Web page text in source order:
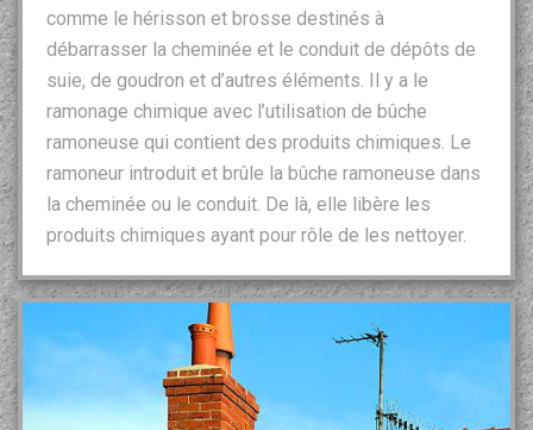
comme le hérisson et brosse destinés à
débarrasser la cheminée et le conduit de dépôts de
suie, de goudron et d’autres éléments. Il y a le
ramonage chimique avec l’utilisation de bûche
ramoneuse qui contient des produits chimiques. Le
ramoneur introduit et brûle la bûche ramoneuse dans
la cheminée ou le conduit. De là, elle libère les
produits chimiques ayant pour rôle de les nettoyer.